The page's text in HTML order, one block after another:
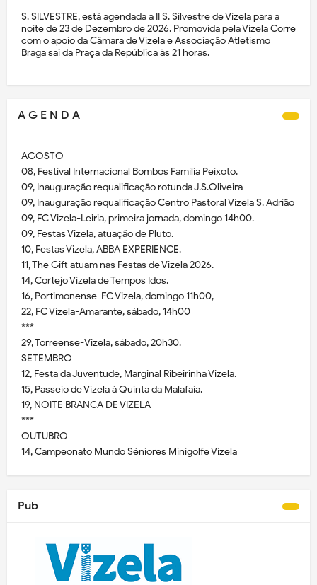
S. SILVESTRE, está agendada a II S. Silvestre de Vizela para a
noite de 23 de Dezembro de 2026. Promovida pela Vizela Corre
com o apoio da Câmara de Vizela e Associação Atletismo
Braga sai da Praça da República às 21 horas.
A G E N D A
AGOSTO
08, Festival Internacional Bombos Família Peixoto.
09, Inauguração requalificação rotunda J.S.Oliveira
09, Inauguração requalificação Centro Pastoral Vizela S. Adrião
09, FC Vizela-Leiria, primeira jornada, domingo 14h00.
09, Festas Vizela, atuação de Pluto.
10, Festas Vizela, ABBA EXPERIENCE.
11, The Gift atuam nas Festas de Vizela 2026.
14, Cortejo Vizela de Tempos Idos.
16, Portimonense-FC Vizela, domingo 11h00,
22, FC Vizela-Amarante, sábado, 14h00
***
29, Torreense-Vizela, sábado, 20h30.
SETEMBRO
12, Festa da Juventude, Marginal Ribeirinha Vizela.
15, Passeio de Vizela à Quinta da Malafaia.
19, NOITE BRANCA DE VIZELA
***
OUTUBRO
14, Campeonato Mundo Séniores Minigolfe Vizela
Pub